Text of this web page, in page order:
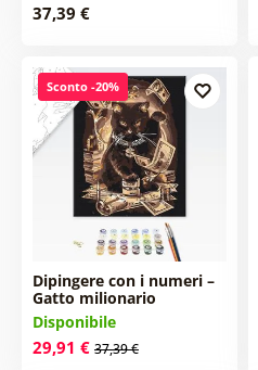
37,39 €
Sconto -20%
Dipingere con i numeri –
Gatto milionario
Disponibile
29,91 € 37,39 €